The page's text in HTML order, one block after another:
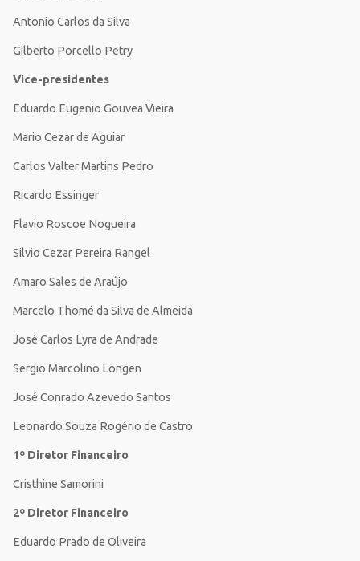
Antonio Carlos da Silva
Gilberto Porcello Petry
Vice-presidentes
Eduardo Eugenio Gouvea Vieira
Mario Cezar de Aguiar
Carlos Valter Martins Pedro
Ricardo Essinger
Flavio Roscoe Nogueira
Silvio Cezar Pereira Rangel
Amaro Sales de Araújo
Marcelo Thomé da Silva de Almeida
José Carlos Lyra de Andrade
Sergio Marcolino Longen
José Conrado Azevedo Santos
Leonardo Souza Rogério de Castro
1º Diretor Financeiro
Cristhine Samorini
2º Diretor Financeiro
Eduardo Prado de Oliveira